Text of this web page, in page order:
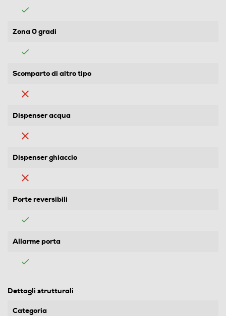
Zona 0 gradi
Scomparto di altro tipo
Dispenser acqua
Dispenser ghiaccio
Porte reversibili
Allarme porta
Dettagli strutturali
Categoria